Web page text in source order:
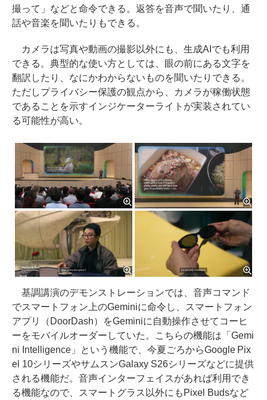
撮って」などと命令できる。返答を音声で聞いたり、通
話や音楽を聞いたりもできる。
カメラは写真や動画の撮影以外にも、生成AIでも利用
できる。典型的な使い方としては、眼の前にある文字を
翻訳したり、なにかわからないものを聞いたりできる。
ただしプライバシー保護の観点から、カメラが稼働状態
であることを示すインジケーターライトが実装されてい
る可能性が高い。
基調講演のデモンストレーションでは、音声コマンド
でスマートフォン上のGeminiに命令し、スマートフォン
アプリ（DoorDash）をGeminiに自動操作させてコーヒ
ーをモバイルオーダーしていた。こちらの機能は「Gemi
ni Intelligence」という機能で、今夏ごろからGoogle Pix
el 10シリーズやサムスンGalaxy S26シリーズなどに提供
される機能だ。音声インターフェイスがあれば利用でき
る機能なので、スマートグラス以外にもPixel Budsなど